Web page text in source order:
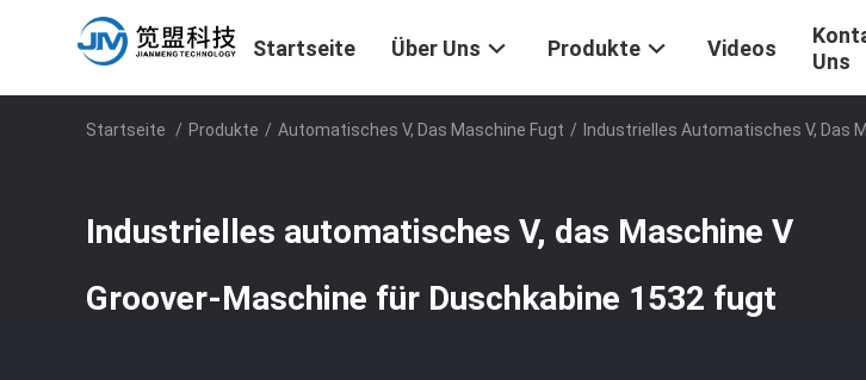
Startseite Über Uns Produkte Videos
Uns
Startseite / Produkte / Automatisches V, Das Maschine Fugt / Industrielles Automatisches V, Das
Industrielles automatisches V, das Maschine V
Groover-Maschine für Duschkabine 1532 fugt